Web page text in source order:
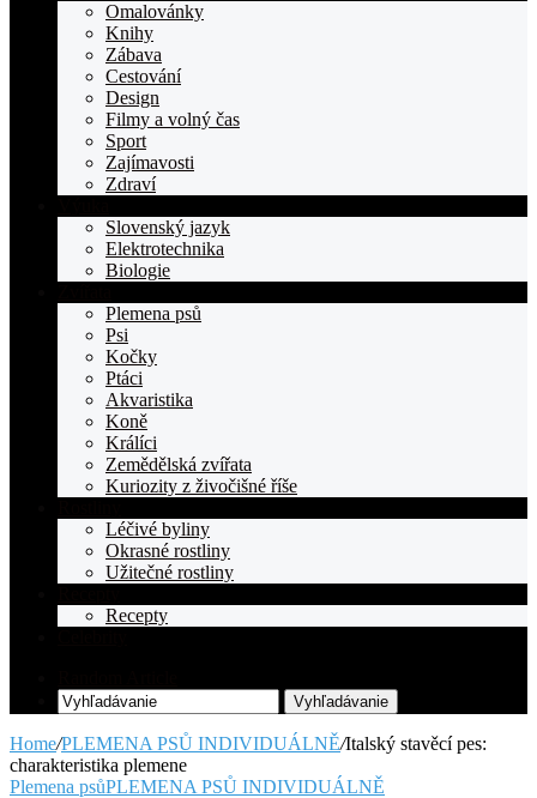
Omalovánky
Knihy
Zábava
Cestování
Design
Filmy a volný čas
Sport
Zajímavosti
Zdraví
Slovenský jazyk
Elektrotechnika
Biologie
Plemena psů
Psi
Kočky
Ptáci
Akvaristika
Koně
Králíci
Zemědělská zvířata
Kuriozity z živočišné říše
Léčivé byliny
Okrasné rostliny
Užitečné rostliny
Recepty
Vyhľadávanie
Home/PLEMENA PSŮ INDIVIDUÁLNĚ/Italský stavěcí pes:
charakteristika plemene
Plemena psůPLEMENA PSŮ INDIVIDUÁLNĚ